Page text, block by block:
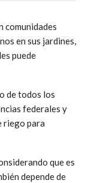
comunidades
en sus jardines,
puede
de todos los
federales y
riego para
que es
depende de